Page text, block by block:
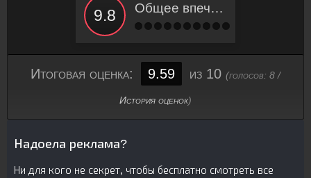
Общее впечатление
Итоговая оценка: 9.59 из 10 (голосов: 8 /
История оценок)
Надоела реклама?
Ни для кого не секрет, чтобы бесплатно смотреть все